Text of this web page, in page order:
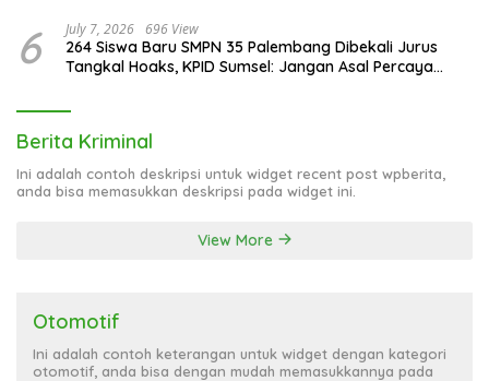
6 July 7, 2026 696 View
264 Siswa Baru SMPN 35 Palembang Dibekali Jurus
Tangkal Hoaks, KPID Sumsel: Jangan Asal Percaya
Berita Kriminal
Ini adalah contoh deskripsi untuk widget recent post wpberita,
anda bisa memasukkan deskripsi pada widget ini.
View More
Otomotif
Ini adalah contoh keterangan untuk widget dengan kategori
otomotif, anda bisa dengan mudah memasukkannya pada